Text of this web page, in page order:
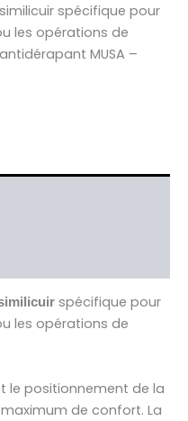
spécifique pour
les opérations de
MUSA –
spécifique pour
les opérations de
le positionnement de la
de confort. La